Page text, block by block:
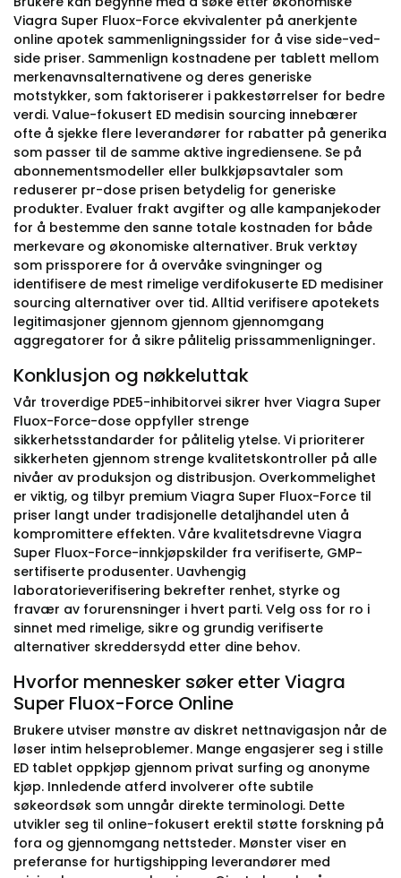
Viagra Super Fluox-Force ekvivalenter på anerkjente
online apotek sammenligningssider for å vise side-ved-
side priser. Sammenlign kostnadene per tablett mellom
merkenavnsalternativene og deres generiske
motstykker, som faktoriserer i pakkestørrelser for bedre
verdi. Value-fokusert ED medisin sourcing innebærer
ofte å sjekke flere leverandører for rabatter på generika
som passer til de samme aktive ingrediensene. Se på
abonnementsmodeller eller bulkkjøpsavtaler som
reduserer pr-dose prisen betydelig for generiske
produkter. Evaluer frakt avgifter og alle kampanjekoder
for å bestemme den sanne totale kostnaden for både
merkevare og økonomiske alternativer. Bruk verktøy
som prissporere for å overvåke svingninger og
identifisere de mest rimelige verdifokuserte ED medisiner
sourcing alternativer over tid. Alltid verifisere apotekets
legitimasjoner gjennom gjennom gjennomgang
aggregatorer for å sikre pålitelig prissammenligninger.
Konklusjon og nøkkeluttak
Vår troverdige PDE5-inhibitorvei sikrer hver Viagra Super
Fluox-Force-dose oppfyller strenge
sikkerhetsstandarder for pålitelig ytelse. Vi prioriterer
sikkerheten gjennom strenge kvalitetskontroller på alle
nivåer av produksjon og distribusjon. Overkommelighet
er viktig, og tilbyr premium Viagra Super Fluox-Force til
priser langt under tradisjonelle detaljhandel uten å
kompromittere effekten. Våre kvalitetsdrevne Viagra
Super Fluox-Force-innkjøpskilder fra verifiserte, GMP-
sertifiserte produsenter. Uavhengig
laboratorieverifisering bekrefter renhet, styrke og
fravær av forurensninger i hvert parti. Velg oss for ro i
sinnet med rimelige, sikre og grundig verifiserte
alternativer skreddersydd etter dine behov.
Hvorfor mennesker søker etter Viagra
Super Fluox-Force Online
Brukere utviser mønstre av diskret nettnavigasjon når de
løser intim helseproblemer. Mange engasjerer seg i stille
ED tablet oppkjøp gjennom privat surfing og anonyme
kjøp. Innledende atferd involverer ofte subtile
søkeordsøk som unngår direkte terminologi. Dette
utvikler seg til online-fokusert erektil støtte forskning på
fora og gjennomgang nettsteder. Mønster viser en
preferanse for hurtigshipping leverandører med